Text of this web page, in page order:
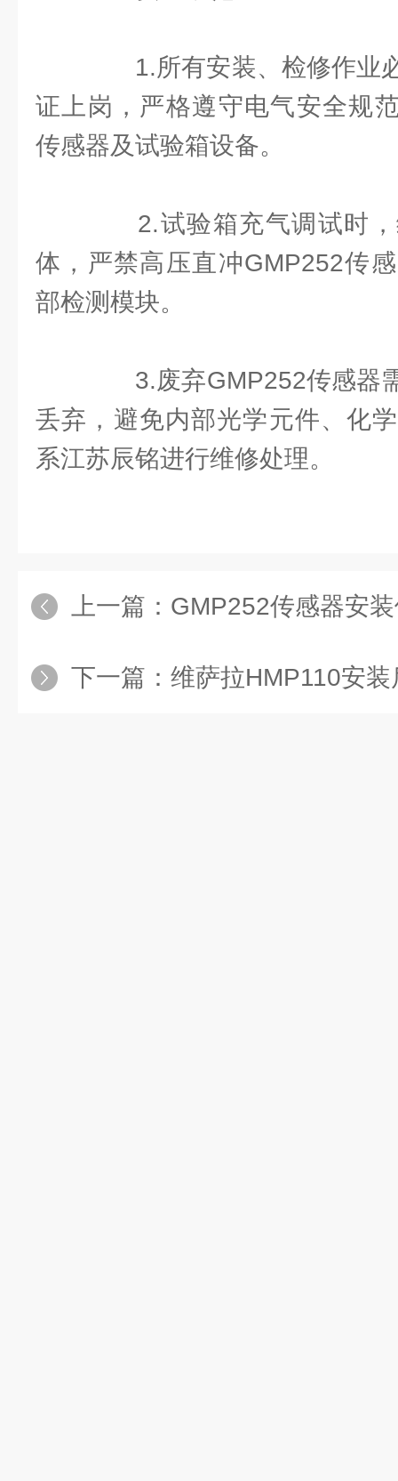
1.所有安装、检修作业
证上岗，严格遵守电气安全规
传感器及试验箱设备。
2.试验箱充气调试时，
体，严禁高压直冲GMP252传
部检测模块。
3.废弃GMP252传感器
丢弃，避免内部光学元件、化
系江苏辰铭进行维修处理。
上一篇： GMP252传感器安装
下一篇： 维萨拉HMP110安